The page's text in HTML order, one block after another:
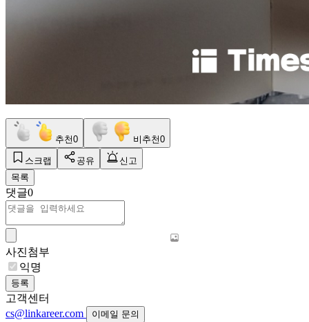
추천0 비추천0
스크랩 공유
신고
목록
댓글0
사진첨부
익명
등록
고객센터
cs@linkareer.com
이메일 문의